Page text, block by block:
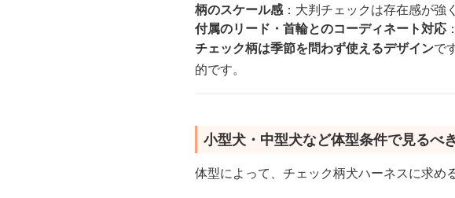
柄のスケール感：大判チェックは存在感が強
付属のリード・首輪とのコーディネート対応
チェック柄は季節を問わず使えるデザインで
的です。
小型犬・中型犬など体型条件で見るべ
体型によって、チェック柄犬ハーネスに求め